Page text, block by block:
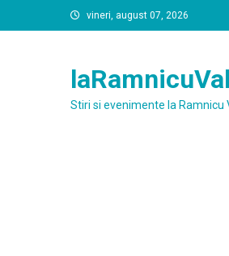
to
vineri, august 07, 2026
Stiri si evenimente la Ramnicu